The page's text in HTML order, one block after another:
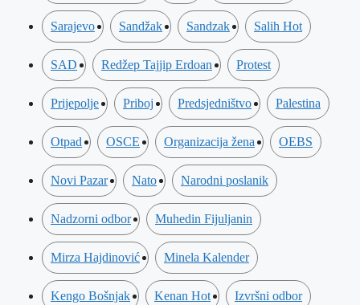
Sarajevo Sandžak Sandzak Salih Hot
SAD Redžep Tajjip Erdoan Protest
Prijepolje Priboj Predsjedništvo Palestina
Otpad OSCE Organizacija žena OEBS
Novi Pazar Nato Narodni poslanik
Nadzorni odbor Muhedin Fijuljanin
Mirza Hajdinović Minela Kalender
Kengo Bošnjak Kenan Hot Izvršni odbor